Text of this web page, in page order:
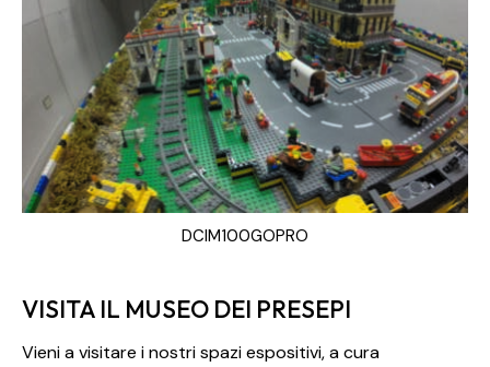
DCIM100GOPRO
VISITA IL MUSEO DEI PRESEPI
Vieni a visitare i nostri spazi espositivi, a cura